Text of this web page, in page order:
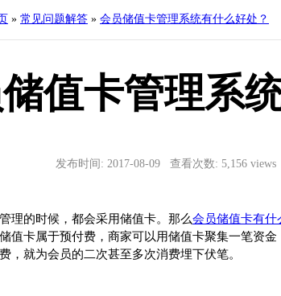
» 常见问题解答 » 会员储值卡管理系统有什么好处？
值卡管理系
发布时间: 2017-08-09 查看次数: 5,156
理的时候，都会采用储值卡。那么会员储值卡有什
值卡属于预付费，商家可以用储值卡聚集一笔资
，就为会员的二次甚至多次消费埋下伏笔。